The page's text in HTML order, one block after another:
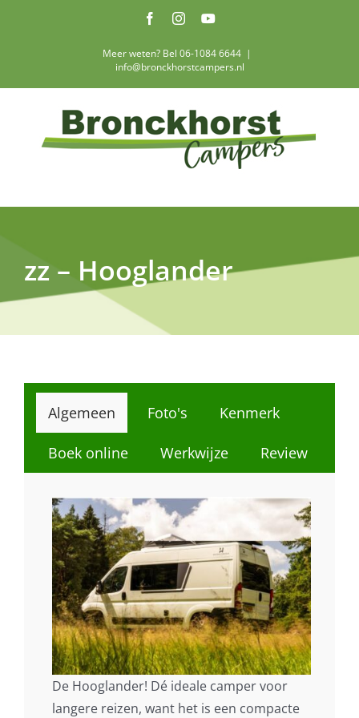
FacebookInstagramYouTube
Meer weten? Bel 06-1084 6644 |
info@bronckhorstcampers.nl
zz – Hooglander
Algemeen Foto's Kenmerk
Boek online Werkwijze Review
De Hooglander! Dé ideale camper voor
langere reizen, want het is een compacte